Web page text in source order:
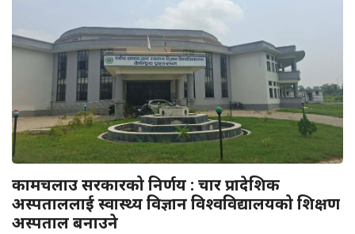
कामचलाउ सरकारको निर्णय : चार प्रादेशिक
अस्पताललाई स्वास्थ्य विज्ञान विश्वविद्यालयको शिक्षण
अस्पताल बनाउने